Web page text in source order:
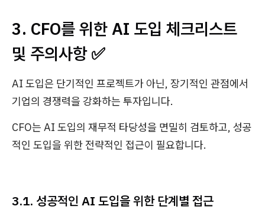
3. CFO를 위한 AI 도입 체크리스트
및 주의사항 ✅
AI 도입은 단기적인 프로젝트가 아닌, 장기적인 관점에서
기업의 경쟁력을 강화하는 투자입니다.
CFO는 AI 도입의 재무적 타당성을 면밀히 검토하고, 성공
적인 도입을 위한 전략적인 접근이 필요합니다.
3.1. 성공적인 AI 도입을 위한 단계별 접근